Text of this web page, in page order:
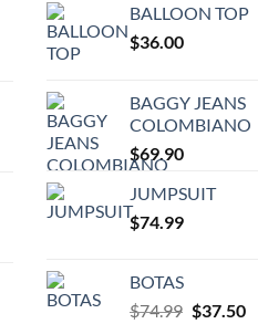
BALLOON TOP
$36.00
BAGGY JEANS
COLOMBIANO
$69.90
JUMPSUIT
$74.99
BOTAS
$74.99 $37.50